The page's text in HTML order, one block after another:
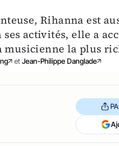
Rihanna est
activités, elle a
la plus
et Jean-Philippe Danglade